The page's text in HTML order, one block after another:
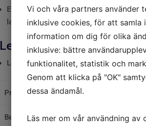
Ett bra och ekonomiskt alternativ för dig
laddare
Levereras med
Levereras utan batterier och laddare men
Produkttyp
Benämning
Vi och våra partners använder
inklusive cookies, för att samla
information om dig för olika
inklusive: bättre
funktionalitet, statistik och
Genom att klicka på "OK"
dessa ändamål.
Läs mer om vår användning av